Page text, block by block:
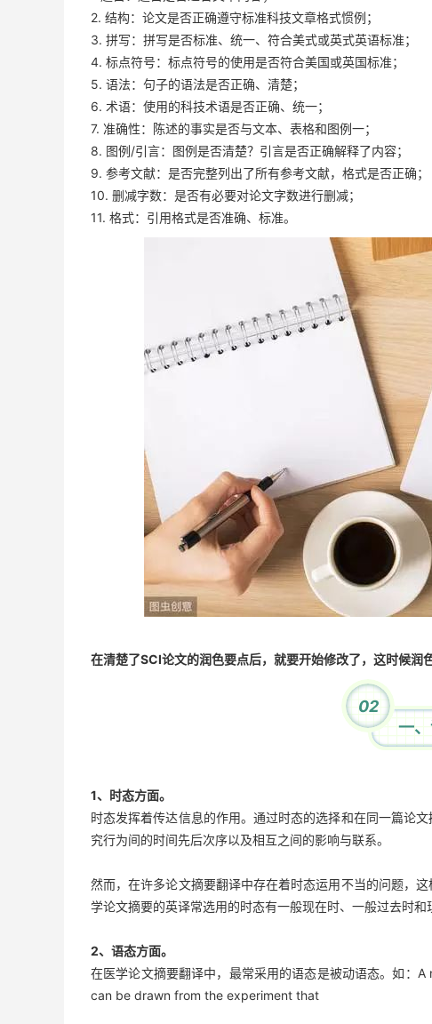
2. 结构：论文是否正确遵守标准科技文章格式惯例；
3. 拼写：拼写是否标准、统一、符合美式或英式英语标准；
4. 标点符号：标点符号的使用是否符合美国或英国标准；
5. 语法：句子的语法是否正确、清楚；
6. 术语：使用的科技术语是否正确、统一；
7. 准确性：陈述的事实是否与文本、表格和图例一；
8. 图例/引言：图例是否清楚？引言是否正确解释了内容；
9. 参考文献：是否完整列出了所有参考文献，格式是否正确；
10. 删减字数：是否有必要对论文字数进行删减；
11. 格式：引用格式是否准确、标准。
在清楚了SCI论文的润色要点后，就要开始修改了，这时候润
02
一
1、时态方面。
时态发挥着传达信息的作用。通过时态的选择和在同一篇论
究行为间的时间先后次序以及相互之间的影响与联系。
然而，在许多论文摘要翻译中存在着时态运用不当的问题，
学论文摘要的英译常选用的时态有一般现在时、一般过去时和
2、语态方面。
在医学论文摘要翻译中，最常采用的语态是被动语态。如
can be drawn from the experiment that